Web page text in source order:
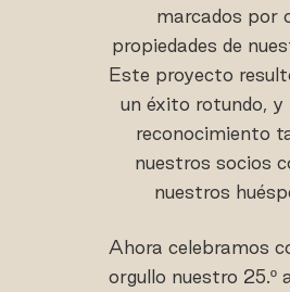
marcados por
propiedades de
Este proyecto
un éxito rotundo, y
reconocimiento
nuestros socios
nuestros
Ahora celebramos
orgullo nuestro 25.º